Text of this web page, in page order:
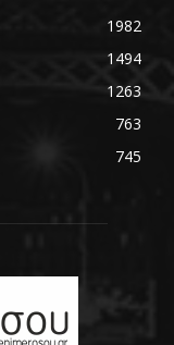
1982
1494
1263
763
745